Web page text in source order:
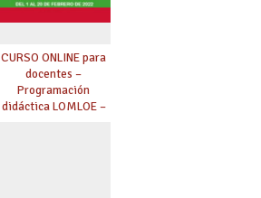
CURSO ONLINE para
docentes –
Programación
didáctica LOMLOE –